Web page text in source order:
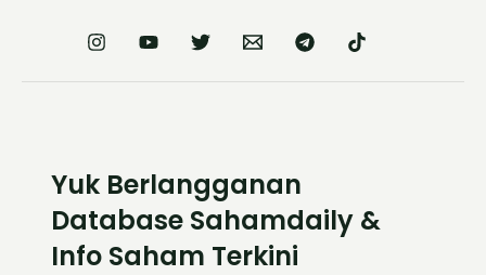
Yuk Berlangganan
Database Sahamdaily &
Info Saham Terkini